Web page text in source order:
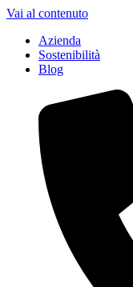
Vai al contenuto
Azienda
Sostenibilità
Blog